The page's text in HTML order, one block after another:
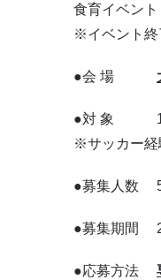
食育イベン
※イベント終
●会 場
●対 象 15歳
※サッカー経
●募集人数
●募集期間
●応募方法